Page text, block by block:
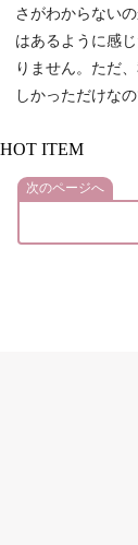
さがわからない
はあるように感
りません。ただ
しかっただけなの
HOT ITEM
次のページへ